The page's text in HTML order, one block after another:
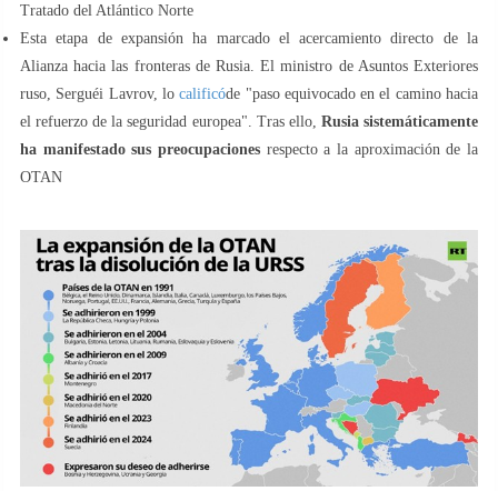
Tratado del Atlántico Norte
Esta etapa de expansión ha marcado el acercamiento directo de la
Alianza hacia las fronteras de Rusia. El ministro de Asuntos Exteriores
ruso, Serguéi Lavrov, localificóde "paso equivocado en el camino hacia
el refuerzo de la seguridad europea". Tras ello, Rusia sistemáticamente
ha manifestado sus preocupaciones respecto a la aproximación de la
OTAN